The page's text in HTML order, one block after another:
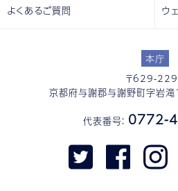
本庁
〒629-
京都府与謝郡与謝野町字岩
代表番号： 0772-
よくあるご質問 ウ